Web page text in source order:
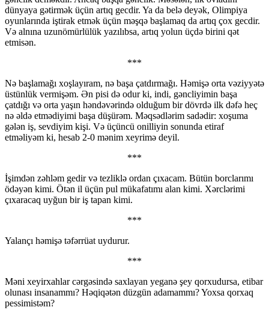
dünyaya gətirmək üçün artıq gecdir. Ya da belə deyək, Olimpiya
oyunlarında iştirak etmək üçün məşqə başlamaq da artıq çox gecdir.
Və alnına uzunömürlülük yazılıbsa, artıq yolun üçdə birini qət
etmisən.
***
Nə başlamağı xoşlayıram, nə başa çatdırmağı. Həmişə orta vəziyyətə
üstünlük vermişəm. Ən pisi də odur ki, indi, gəncliyimin başa
çatdığı və orta yaşın həndəvərində olduğum bir dövrdə ilk dəfə heç
nə əldə etmədiyimi başa düşürəm. Məqsədlərim sadədir: xoşuma
gələn iş, sevdiyim kişi. Və üçüncü onilliyin sonunda etiraf
etməliyəm ki, hesab 2-0 mənim xeyrimə deyil.
***
İşimdən zəhləm gedir və tezliklə ordan çıxacam. Bütün borclarımı
ödəyən kimi. Ötən il üçün pul mükafatımı alan kimi. Xərclərimi
çıxaracaq uyğun bir iş tapan kimi.
***
Yalançı həmişə təfərrüat uydurur.
***
Məni xeyirxahlar cərgəsində saxlayan yeganə şey qorxudursa, etibar
olunası insanammı? Həqiqətən düzgün adamammı? Yoxsa qorxaq
pessimistəm?